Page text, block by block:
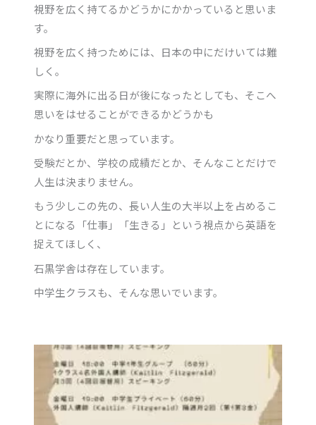
視野を広く持てるかどうかにかかっていると思いま
す。
視野を広く持つためには、日本の中にだけいては難
しく。
実際に海外に出る日が後になったとしても、そこへ
思いをはせることができるかどうかも
かなり重要だと思っています。
受験だとか、学校の成績だとか、そんなことだけで
人生は決まりません。
もう少しこの先の、長い人生の大半以上を占めるこ
とになる「仕事」「生きる」という視点から英語を
捉えてほしく、
石黒学舎は存在しています。
中学生クラスも、そんな思いでいます。